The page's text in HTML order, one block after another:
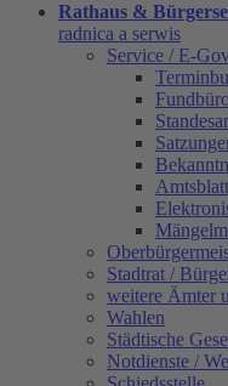
Rathaus &
radnica a serwis
Service / E-
Stadtrat /
weitere Ämter
Wahlen
Städtische
Notdienste /